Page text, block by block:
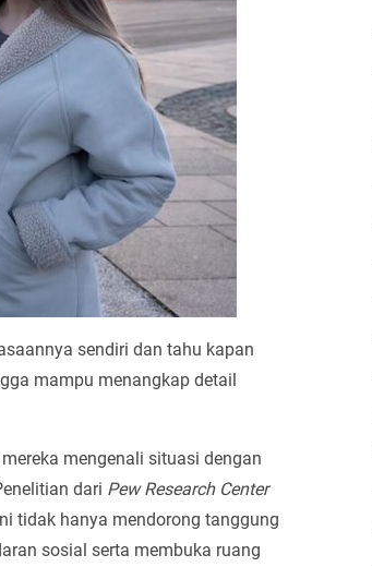
sendiri dan tahu kapan
mampu menangkap detail
mengenali situasi dengan
dari Pew Research Center
tidak hanya mendorong tanggung
sosial serta membuka ruang